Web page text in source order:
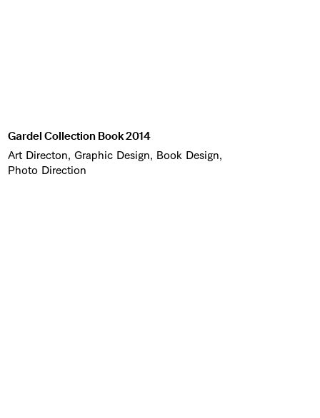
Gardel Collection Book 2014
Art Directon, Graphic Design, Book Design,
Photo Direction